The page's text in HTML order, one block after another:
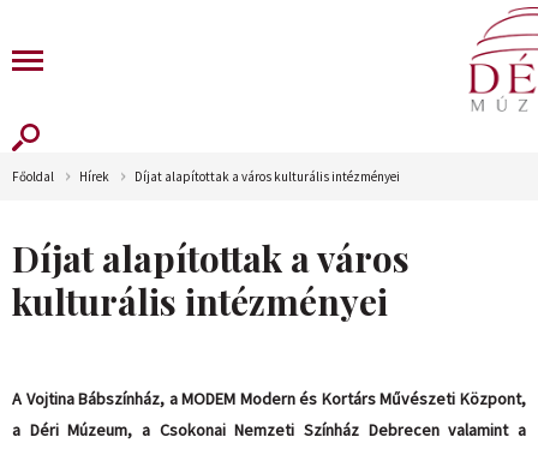
Főoldal Hírek Díjat alapítottak a város kulturális intézményei
Díjat alapítottak a város
kulturális intézményei
A Vojtina Bábszínház, a MODEM Modern és Kortárs Művészeti Központ,
a Déri Múzeum, a Csokonai Nemzeti Színház Debrecen valamint a